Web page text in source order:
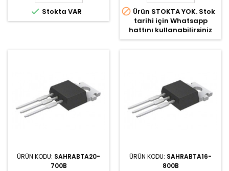
 Stokta VAR  Ürün STOKTA YOK. Stok
tarihi için Whatsapp
hattını kullanabilirsiniz
ÜRÜN KODU: SAHRABTA20-
700B
ÜRÜN KODU: SAHRABTA16-
800B